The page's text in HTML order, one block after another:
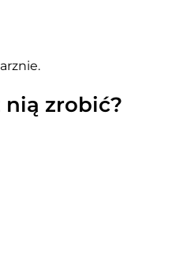
zrobić?